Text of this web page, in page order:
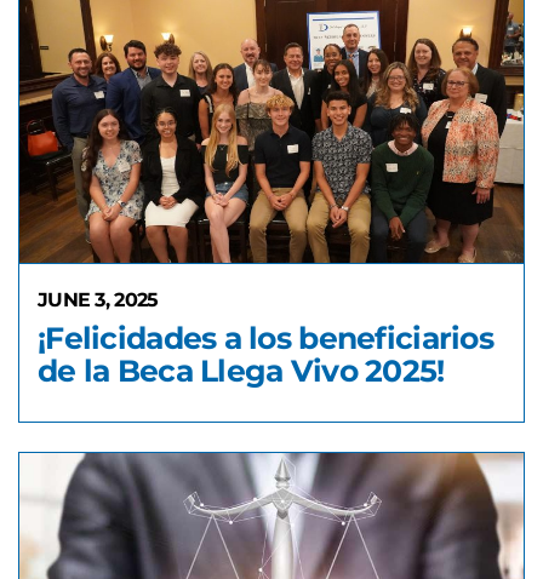
JUNE 3, 2025
¡Felicidades a los beneficiarios
de la Beca Llega Vivo 2025!